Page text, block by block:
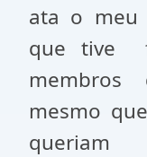
ata o meu
que tive
mesmo
queriam